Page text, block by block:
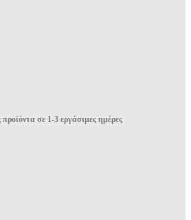
σε 1-3 εργάσιμες ημέρες